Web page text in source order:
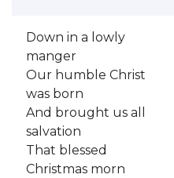
Down in a lowly
manger
Our humble Christ
was born
And brought us all
salvation
That blessed
Christmas morn